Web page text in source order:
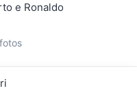
e Ronaldo